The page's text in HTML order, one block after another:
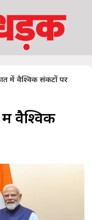
में वैश्विक संकटों पर
में वैश्विक